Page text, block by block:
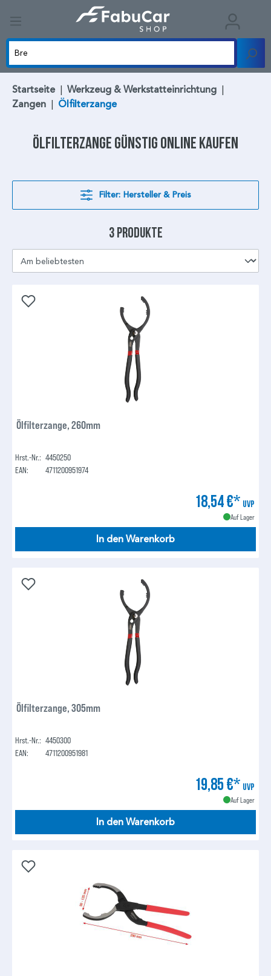
Startseite | Werkzeug & Werkstatteinrichtung |
Zangen | Ölfilterzange
Ölfilterzange günstig online kaufen
Filter: Hersteller & Preis
3 Produkte
Ölfilterzange, 260mm
Hrst.-Nr.: 4450250
EAN:
4711200951974
18,54 €* UVP
Auf Lager
In den Warenkorb
Ölfilterzange, 305mm
Hrst.-Nr.: 4450300
EAN:
4711200951981
19,85 €* UVP
Auf Lager
In den Warenkorb